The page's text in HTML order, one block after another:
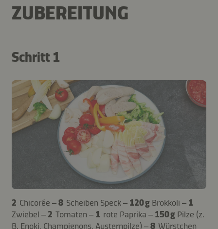
ZUBEREITUNG
Schritt 1
2 Chicorée –8 Scheiben Speck – 120 g Brokkoli – 1
Zwiebel – 2 Tomaten – 1 rote Paprika – 150 g Pilze (z.
B. Enoki, Champignons, Austernpilze) –8 Würstchen